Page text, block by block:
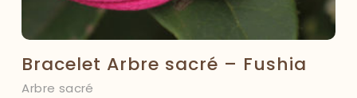
Bracelet Arbre sacré – Fushia
Arbre sacré